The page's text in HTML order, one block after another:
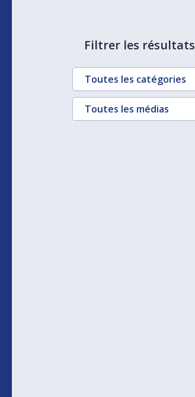
Filtrer les résultats
Toutes les catégories
Toutes les médias